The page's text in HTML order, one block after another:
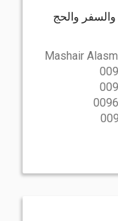
والحج
Mashair